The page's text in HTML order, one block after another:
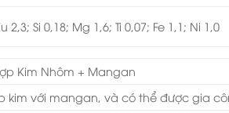
2,3; Si 0,18; Mg 1,6; Ti 0,07; Fe 1,1; Ni 1,0
Kim Nhôm + Mangan
kim với mangan, và có thể được gia